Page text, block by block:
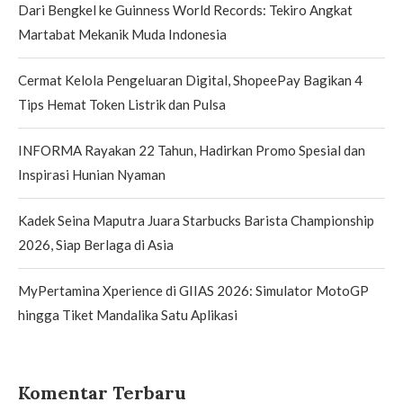
Dari Bengkel ke Guinness World Records: Tekiro Angkat
Martabat Mekanik Muda Indonesia
Cermat Kelola Pengeluaran Digital, ShopeePay Bagikan 4
Tips Hemat Token Listrik dan Pulsa
INFORMA Rayakan 22 Tahun, Hadirkan Promo Spesial dan
Inspirasi Hunian Nyaman
Kadek Seina Maputra Juara Starbucks Barista Championship
2026, Siap Berlaga di Asia
MyPertamina Xperience di GIIAS 2026: Simulator MotoGP
hingga Tiket Mandalika Satu Aplikasi
Komentar Terbaru